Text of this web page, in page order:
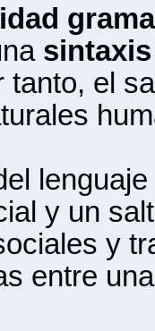
sintaxis
tanto, el
y un
y
entre